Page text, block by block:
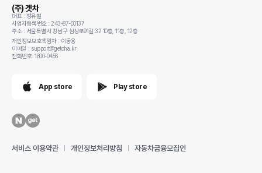
(주) 겟차
대표 : 정유철
사업자등록번호 : 243-87-00137
주소 : 서울특별시 강남구 삼성로91길 32 10층, 11층, 12층
개인정보보호책임자 : 이동용
이메일 : support@getcha.kr
전화번호: 1800-0456
App store Play store
서비스 이용약관 개인정보처리방침 자동차금융모집인